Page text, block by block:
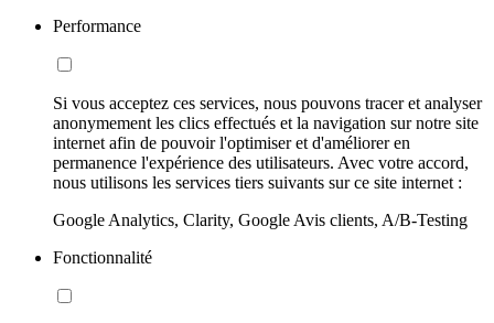
Performance
Si vous acceptez ces services, nous pouvons tracer et analyser
anonymement les clics effectués et la navigation sur notre site
internet afin de pouvoir l'optimiser et d'améliorer en
permanence l'expérience des utilisateurs. Avec votre accord,
nous utilisons les services tiers suivants sur ce site internet :
Google Analytics, Clarity, Google Avis clients, A/B-Testing
Fonctionnalité